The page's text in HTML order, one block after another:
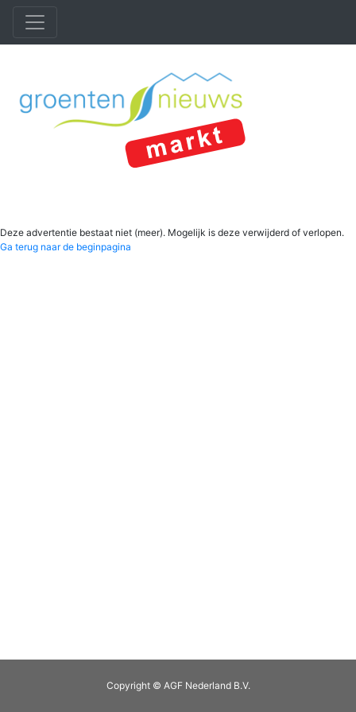
Deze advertentie bestaat niet (meer). Mogelijk is deze verwijderd of verlopen.
Ga terug naar de beginpagina
Copyright © AGF Nederland B.V.